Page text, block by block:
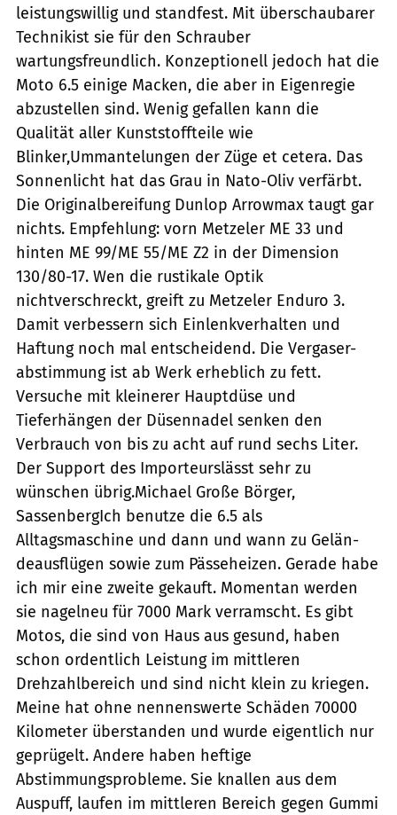
leistungswillig und standfest. Mit überschaubarer
Technikist sie für den Schrauber
wartungsfreundlich. Konzeptionell jedoch hat die
Moto 6.5 einige Macken, die aber in Eigenregie
abzustellen sind. Wenig gefallen kann die
Qualität aller Kunststoffteile wie
Blinker,Ummantelungen der Züge et cetera. Das
Sonnenlicht hat das Grau in Nato-Oliv verfärbt.
Die Originalbereifung Dunlop Arrowmax taugt gar
nichts. Empfehlung: vorn Metzeler ME 33 und
hinten ME 99/ME 55/ME Z2 in der Dimension
130/80-17. Wen die rustikale Optik
nichtverschreckt, greift zu Metzeler Enduro 3.
Damit verbessern sich Einlenkverhalten und
Haftung noch mal entscheidend. Die Vergaser-
abstimmung ist ab Werk erheblich zu fett.
Versuche mit kleinerer Hauptdüse und
Tieferhängen der Düsennadel senken den
Verbrauch von bis zu acht auf rund sechs Liter.
Der Support des Importeurslässt sehr zu
wünschen übrig.Michael Große Börger,
SassenbergIch benutze die 6.5 als
Alltagsmaschine und dann und wann zu Gelän-
deausflügen sowie zum Pässeheizen. Gerade habe
ich mir eine zweite gekauft. Momentan werden
sie nagelneu für 7000 Mark verramscht. Es gibt
Motos, die sind von Haus aus gesund, haben
schon ordentlich Leistung im mittleren
Drehzahlbereich und sind nicht klein zu kriegen.
Meine hat ohne nennenswerte Schäden 70000
Kilometer überstanden und wurde eigentlich nur
geprügelt. Andere haben heftige
Abstimmungsprobleme. Sie knallen aus dem
Auspuff, laufen im mittleren Bereich gegen Gummi